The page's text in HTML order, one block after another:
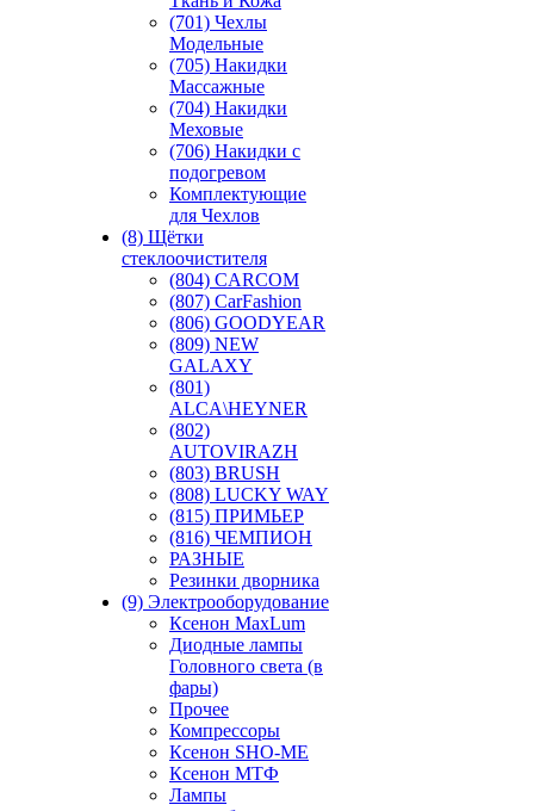
(701) Чехлы
Модельные
(705) Накидки
Массажные
(704) Накидки
Меховые
(706) Накидки с
подогревом
Комплектующие
для Чехлов
(8) Щётки
стеклоочистителя
(804) CARCOM
(807) CarFashion
(806) GOODYEAR
(809) NEW
GALAXY
(801)
ALCA\HEYNER
(802)
AUTOVIRAZH
(803) BRUSH
(808) LUCKY WAY
(815) ПРИМЬЕР
(816) ЧЕМПИОН
РАЗНЫЕ
Резинки дворника
(9) Электрооборудование
Ксенон MaxLum
Диодные лампы
Головного света (в
фары)
Прочее
Компрессоры
Ксенон SHO-ME
Ксенон МТФ
Лампы